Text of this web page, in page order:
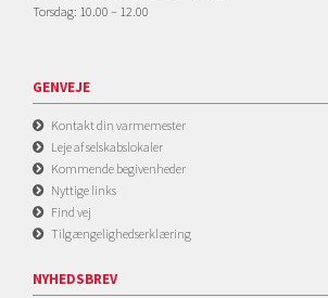
Torsdag: 10.00 – 12.00
GENVEJE
Kontakt din varmemester
Leje af selskabslokaler
Kommende begivenheder
Nyttige links
Find vej
Tilgængelighedserklæring
NYHEDSBREV